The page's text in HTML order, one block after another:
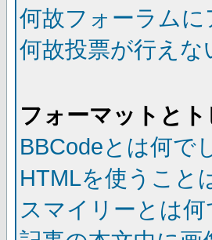
何故フォーラム
何故投票が行え
フォーマットと
BBCodeとは何で
HTMLを使うこと
スマイリーとは何